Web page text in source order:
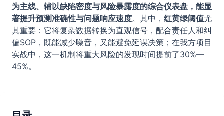
为主线、辅以缺陷密度与风险暴露度的综合仪表盘，能显
著提升预测准确性与问题响应速度。其中， 红黄绿阈值尤
其重要：它将复杂数据转换为直观信号，配合责任人和纠
偏SOP，既能减少噪音，又能避免延误决策；在我方项目
实战中，这一机制将重大风险的发现时间提前了30%—
45%。